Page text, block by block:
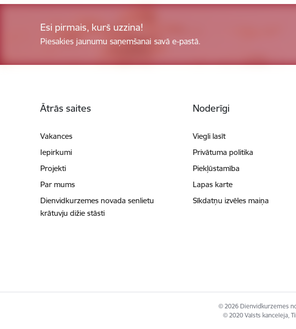
Esi pirmais, kurš uzzina!
Piesakies jaunumu saņemšanai savā e-pastā.
Ātrās saites
Vakances
Iepirkumi
Projekti
Par mums
Dienvidkurzemes novada senlietu
krātuvju dižie stāsti
Noderīgi
Viegli lasīt
Privātuma politika
Piekļūstamība
Lapas karte
Sīkdatņu izvēles maiņa
© 2026 Dienvidkurzemes
© 2020 Valsts kanceleja,